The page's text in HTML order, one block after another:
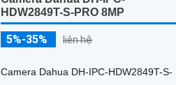
HDW2849T-S-PRO 8MP
5%-35% liên hệ
Camera Dahua DH-IPC-HDW2849T-S-